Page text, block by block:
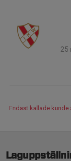
25
Endast kallade kunde